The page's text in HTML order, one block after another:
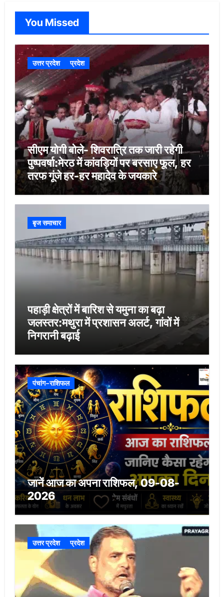
You Missed
उत्तर प्रदेश प्रदेश
सीएम योगी बोले- शिवरात्रि तक जारी रहेगी
पुष्पवर्षा:मेरठ में कांवड़ियों पर बरसाए फूल, हर
तरफ गूंजे हर-हर महादेव के जयकारे
बृज समाचार
पहाड़ी क्षेत्रों में बारिश से यमुना का बढ़ा
जलस्तर:मथुरा में प्रशासन अलर्ट, गांवों में
निगरानी बढ़ाई
पंचांग-राशिफल
जानें आज का अपना राशिफल, 09-08-
2026
उत्तर प्रदेश प्रदेश